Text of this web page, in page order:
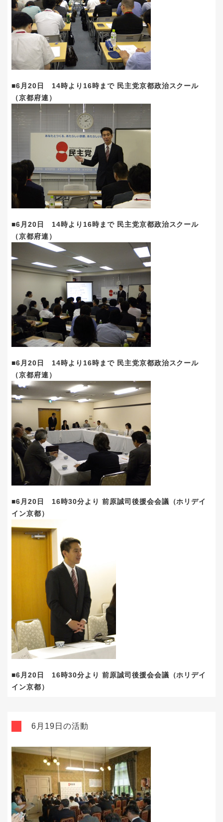
■6月20日 14時より16時まで 民主党京都政治スクール
（京都府連）
■6月20日 14時より16時まで 民主党京都政治スクール
（京都府連）
■6月20日 14時より16時まで 民主党京都政治スクール
（京都府連）
■6月20日 16時30分より 前原誠司後援会会議（ホリデイ
イン京都）
■6月20日 16時30分より 前原誠司後援会会議（ホリデイ
イン京都）
6月19日の活動